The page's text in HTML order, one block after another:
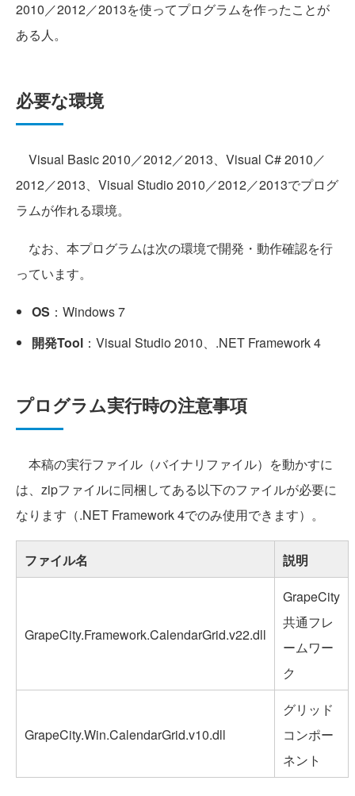
2010／2012／2013を使ってプログラムを作ったことが
ある人。
必要な環境
Visual Basic 2010／2012／2013、Visual C# 2010／
2012／2013、Visual Studio 2010／2012／2013でプログ
ラムが作れる環境。
なお、本プログラムは次の環境で開発・動作確認を行
っています。
OS ：Windows 7
開発Tool ：Visual Studio 2010、.NET Framework 4
プログラム実行時の注意事項
本稿の実行ファイル（バイナリファイル）を動かすに
は、zipファイルに同梱してある以下のファイルが必要に
なります（.NET Framework 4でのみ使用できます）。
ファイル名 説明
GrapeCity.Framework.CalendarGrid.v22.dll
GrapeCity
共通フレ
ームワー
ク
GrapeCity.Win.CalendarGrid.v10.dll
グリッド
コンポー
ネント